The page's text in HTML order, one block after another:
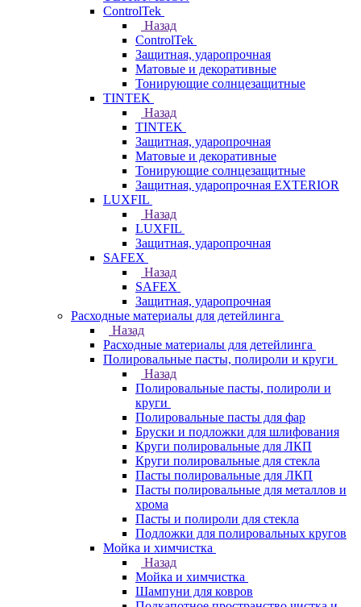
ControlTek
Назад
ControlTek
Защитная, ударопрочная
Матовые и декоративные
Тонирующие солнцезащитные
TINTEK
Назад
TINTEK
Защитная, ударопрочная
Матовые и декоративные
Тонирующие солнцезащитные
Защитная, ударопрочная EXTERIOR
LUXFIL
Назад
LUXFIL
Защитная, ударопрочная
SAFEX
Назад
SAFEX
Защитная, ударопрочная
Расходные материалы для детейлинга
Назад
Расходные материалы для детейлинга
Полировальные пасты, полироли и круги
Назад
Полировальные пасты, полироли и
круги
Полировальные пасты для фар
Бруски и подложки для шлифования
Круги полировальные для ЛКП
Круги полировальные для стекла
Пасты полировальные для ЛКП
Пасты полировальные для металлов и
хрома
Пасты и полироли для стекла
Подложки для полировальных кругов
Мойка и химчистка
Назад
Мойка и химчистка
Шампуни для ковров